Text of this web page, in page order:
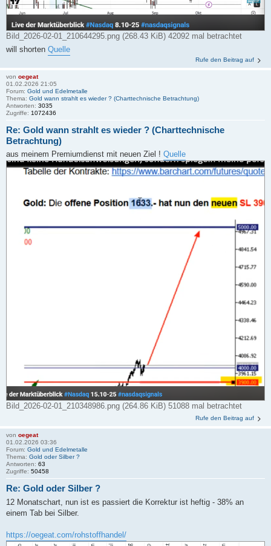
Bild_2026-02-01_210644295.png (268.43 KiB) 42092 mal betrachtet
will shorten Quelle
Rufe den Beitrag auf
von oegeat
01.02.2026 21:05
Forum: Gold und Edelmetalle
Thema: Gold wann strahlt es wieder ? (Charttechnische Betrachtung)
Antworten: 3035
Zugriffe: 1072436
Re: Gold wann strahlt es wieder ? (Charttechnische
Betrachtung)
aus meinem Premiumdienst mit neuen Ziel ! Quelle
Bild_2026-02-01_210348986.png (264.86 KiB) 51088 mal betrachtet
Rufe den Beitrag auf
von oegeat
01.02.2026 03:36
Forum: Gold und Edelmetalle
Thema: Gold oder Silber ?
Antworten: 63
Zugriffe: 50458
Re: Gold oder Silber ?
12 Monatschart, nun ist es passiert die Korrektur ist heftig - 38% an
einem Tab bei Silber.
https://oegeat.com/rohstoffhandel/